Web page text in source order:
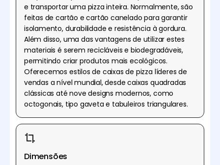
e transportar uma pizza inteira. Normalmente, são
feitas de cartão e cartão canelado para garantir
isolamento, durabilidade e resistência à gordura.
Além disso, uma das vantagens de utilizar estes
materiais é serem recicláveis e biodegradáveis,
permitindo criar produtos mais ecológicos.
Oferecemos estilos de caixas de pizza líderes de
vendas a nível mundial, desde caixas quadradas
clássicas até nove designs modernos, como
octogonais, tipo gaveta e tabuleiros triangulares.
Dimensões